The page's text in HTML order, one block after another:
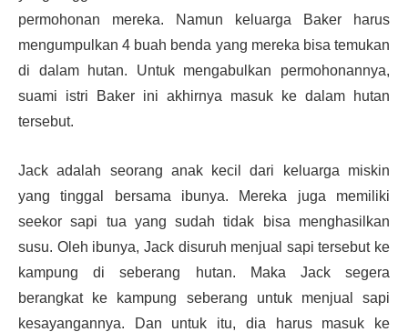
permohonan mereka. Namun keluarga Baker harus
mengumpulkan 4 buah benda yang mereka bisa temukan
di dalam hutan. Untuk mengabulkan permohonannya,
suami istri Baker ini akhirnya masuk ke dalam hutan
tersebut.
Jack adalah seorang anak kecil dari keluarga miskin
yang tinggal bersama ibunya. Mereka juga memiliki
seekor sapi tua yang sudah tidak bisa menghasilkan
susu. Oleh ibunya, Jack disuruh menjual sapi tersebut ke
kampung di seberang hutan. Maka Jack segera
berangkat ke kampung seberang untuk menjual sapi
kesayangannya. Dan untuk itu, dia harus masuk ke